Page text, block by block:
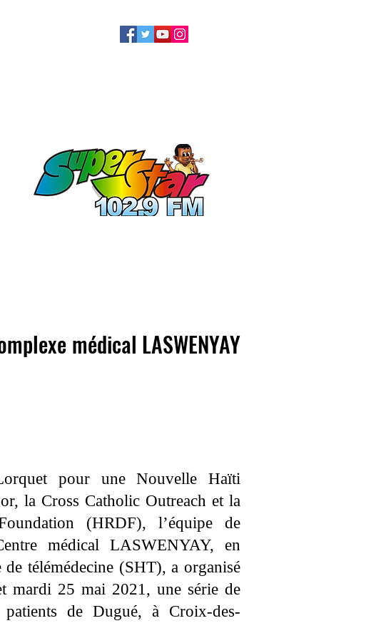
médical LASWENYAY
pour une Nouvelle Haïti
la Cross Catholic Outreach et la
(HRDF), l’équipe de
médical LASWENYAY, en
télémédecine (SHT), a organisé
mardi 25 mai 2021, une série de
de Dugué, à Croix-des-